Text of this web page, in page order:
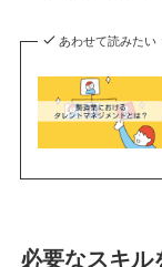
あわせて読みたい
必要なスキル